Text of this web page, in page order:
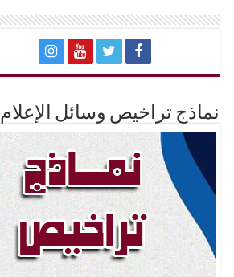
نماذج تراخيص وسائل الإعلام